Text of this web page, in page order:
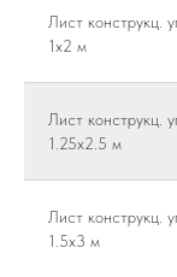
Лист конструкц.
1х2 м
Лист конструкц.
1.25х2.5 м
Лист конструкц.
1.5х3 м